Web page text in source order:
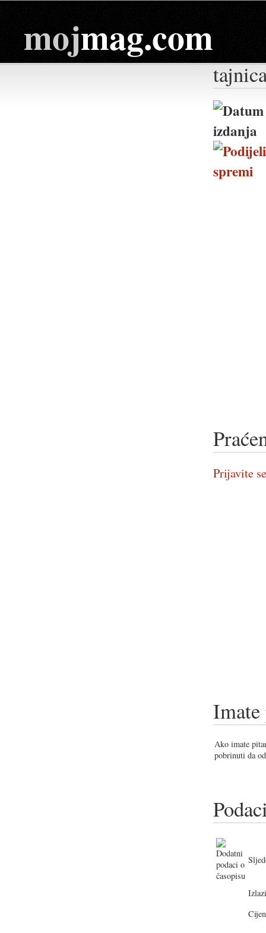
mojmag.com
Prijavite
Imate
Ako imate
pobrinuti da